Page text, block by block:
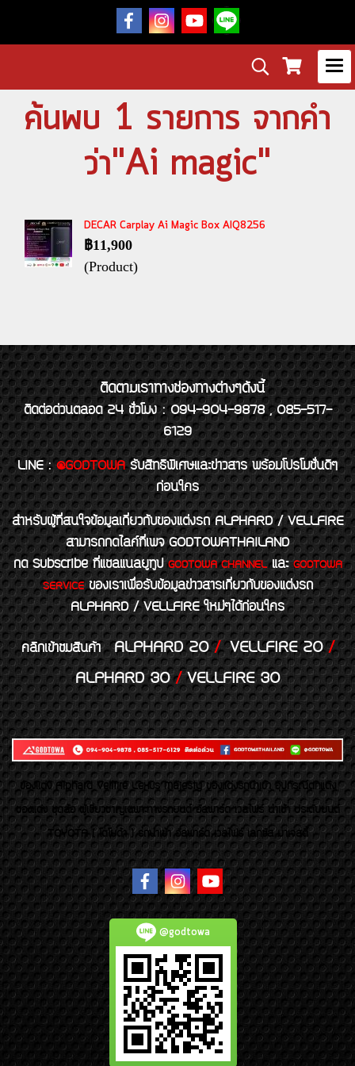
ค้นพบ 1 รายการ จากคำ
ว่า"Ai magic"
DECAR Carplay Ai Magic Box AIQ8256
฿11,900
(Product)
ติดตามเราทางช่องทางต่างๆดังนี้
ติดต่อด่วนตลอด 24 ชั่วโมง : 094-904-9878 , 085-517-
6129
LINE : @GODTOWA รับสิทธิพิเศษและข่าวสาร พร้อมโปรโมชั่นดีๆ
ก่อนใคร
สำหรับผู้ที่สนใจข้อมูลเกี่ยวกับของแต่งรถ ALPHARD / VELLFIRE
สามารถกดไลค์ที่เพจ GODTOWATHAILAND
กด Subscribe ที่แชลแนลยูทูปGODTOWA CHANNELและGODTOWA
SERVICEของเราเพื่อรับข้อมูลข่าวสารเกี่ยวกับของแต่งรถ
ALPHARD / VELLFIRE ใหม่ๆได้ก่อนใคร
คลิกเข้าชมสินค้า ALPHARD 20/VELLFIRE 20/
ALPHARD 30/VELLFIRE 30
ของเเต่ง Alphard Vellfire Lexus Majesty ของเเต่งรถนำเข้า อุปกรณ์ตกแต่ง
ของแต่ง ชุดล้อ ผู้เชี่ยวชาญเฉพาะทางรถยนต์ อัลพาร์ด เวลไฟร์ นำเข้า ประดับยนต์
TOYOTA ( โตโยต้า ) รถนำเข้า อัลพาร์ด เวลไฟร์ เลกซัส มาเจสตี้
@godtowa